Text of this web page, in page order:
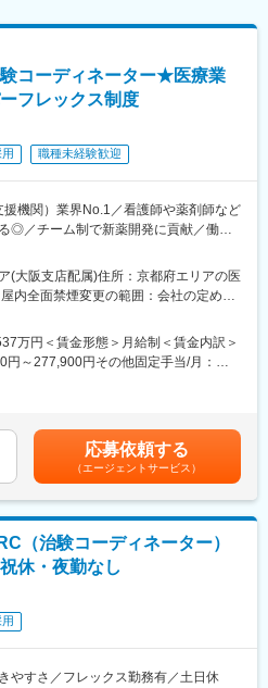
験コーディネーター★医療業
フレックス制度
職種未経験歓迎
機関）業界No.1／看護師や薬剤師など
◎／チーム制で新薬開発に貢献／働き
ターとは？】
となり、じっくり向き合う仕事です。
近くで見ることができ、喜びの声を直
患者様や医療機関から「ありがとう」
ときの喜びは、ひとしおです。
勤
患者様対応の予定などを、院内の治験
や検査に同席し、治験が手順通りに行
(大阪支店配属)住所：京都府エリアの医
内全面禁煙変更の範囲：会社の定める
万円＜賃金形態＞月給制＜賃金内訳＞
円～277,900円その他固定手当/月：
当■賞与：年2回（6月、12月）／昇
応じ、決算賞与（秋季賞与）支給の場
日出勤手当等の割増賃金は別途支給
額であり、選考を通じて上下する可能
は固定手当を含めた表記です。
応募依頼する
（エージェントサービス）
（治験コーディネーター）
休・夜勤なし
やすさ／フレックス勤務有／土日休